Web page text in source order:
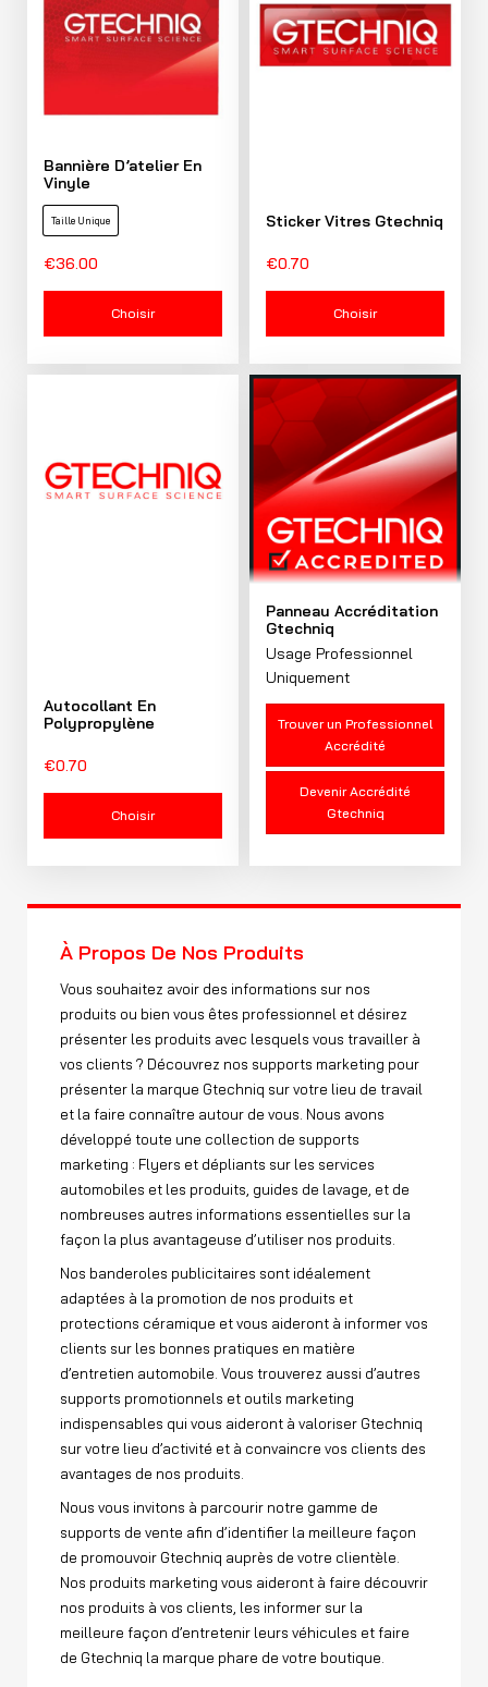
Vous souhaitez avoir des informations sur nos
produits ou bien vous êtes professionnel et désirez
présenter les produits avec lesquels vous travailler à
vos clients ? Découvrez nos supports marketing pour
présenter la marque Gtechniq sur votre lieu de travail
et la faire connaître autour de vous. Nous avons
développé toute une collection de supports
marketing : Flyers et dépliants sur les services
automobiles et les produits, guides de lavage, et de
nombreuses autres informations essentielles sur la
façon la plus avantageuse d’utiliser nos produits.
Nos banderoles publicitaires sont idéalement
adaptées à la promotion de nos produits et
protections céramique et vous aideront à informer vos
clients sur les bonnes pratiques en matière
d’entretien automobile. Vous trouverez aussi d’autres
supports promotionnels et outils marketing
indispensables qui vous aideront à valoriser Gtechniq
sur votre lieu d’activité et à convaincre vos clients des
avantages de nos produits.
Nous vous invitons à parcourir notre gamme de
supports de vente afin d’identifier la meilleure façon
de promouvoir Gtechniq auprès de votre clientèle.
Nos produits marketing vous aideront à faire découvrir
nos produits à vos clients, les informer sur la
meilleure façon d’entretenir leurs véhicules et faire
de Gtechniq la marque phare de votre boutique.
Bannière D’atelier En
Vinyle
Taille Unique
€36.00
Choisir
Sticker Vitres Gtechniq
€0.70
Choisir
Autocollant En
Polypropylène
€0.70
Choisir
Panneau Accréditation
Gtechniq
Usage Professionnel
Uniquement
Trouver un Professionnel
Accrédité
Devenir Accrédité
Gtechniq